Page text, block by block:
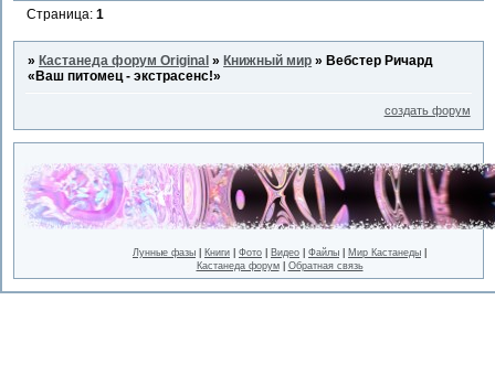
Страница:1
»Кастанеда форум Original »Книжный мир »Вебстер Ричард
«Ваш питомец - экстрасенс!»
создать форум
Лунные фазы Книги Фото Видео Файлы Мир Кастанеды
Кастанеда форум| Обратная связь